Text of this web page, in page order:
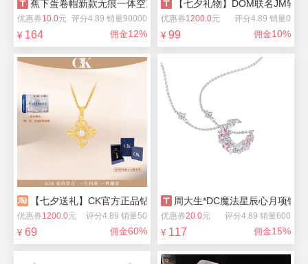
蕉下蛋卷帽新款无痕一体空顶帽防紫外线
优惠券10.0元 评分4.89 销量90000
¥ 164 佣金12%
【七夕礼物】DOM联名JM轻
优惠券1200.0元 评分4.89 销量0
¥ 99 佣金10%
【七夕送礼】CK官方正品钻石项链合集
优惠券1200.0元 评分4.89 销量50
¥ 69 佣金60%
周大生*DC魔法星辰心月项链
优惠券20.0元 评分4.89 销量600
¥ 117 佣金15%